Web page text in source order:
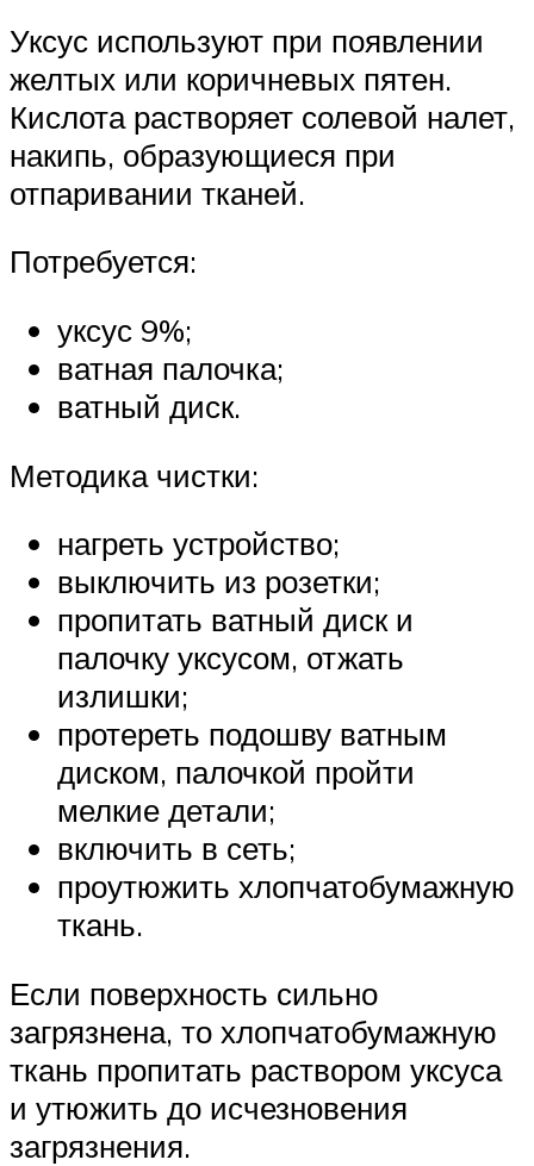
Уксус используют при появлении
желтых или коричневых пятен.
Кислота растворяет солевой налет,
накипь, образующиеся при
отпаривании тканей.
Потребуется:
уксус 9%;
ватная палочка;
ватный диск.
Методика чистки:
нагреть устройство;
выключить из розетки;
пропитать ватный диск и
палочку уксусом, отжать
излишки;
протереть подошву ватным
диском, палочкой пройти
мелкие детали;
включить в сеть;
проутюжить хлопчатобумажную
ткань.
Если поверхность сильно
загрязнена, то хлопчатобумажную
ткань пропитать раствором уксуса
и утюжить до исчезновения
загрязнения.